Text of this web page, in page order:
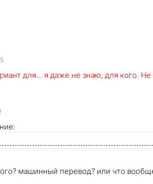
для... я даже не знаю, для кого. Не
машинный перевод? или что